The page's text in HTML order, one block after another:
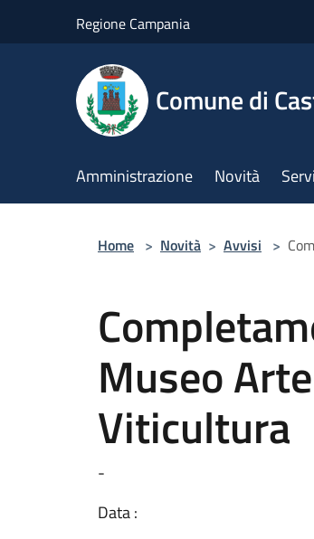
Regione Campania
Comune di
Amministrazione Novità
Home > Novità > Avvisi >
Museo
Viticultura
-
Data :